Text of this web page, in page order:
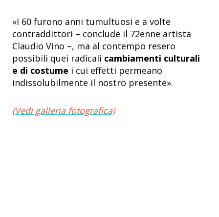
«I 60 furono anni tumultuosi e a volte
contraddittori – conclude il 72enne artista
Claudio Vino –, ma al contempo resero
possibili quei radicali cambiamenti culturali
e di costume i cui effetti permeano
indissolubilmente il nostro presente».
(Vedi galleria fotografica)